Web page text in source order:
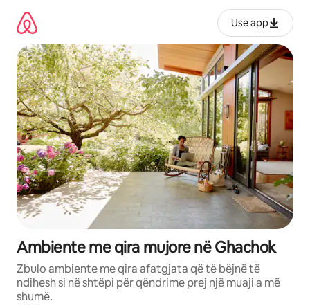
përmbajtja
Use app
Ambiente me qira mujore në Ghachok
Zbulo ambiente me qira afatgjata që të bëjnë të
ndihesh si në shtëpi për qëndrime prej një muaji a më
shumë.